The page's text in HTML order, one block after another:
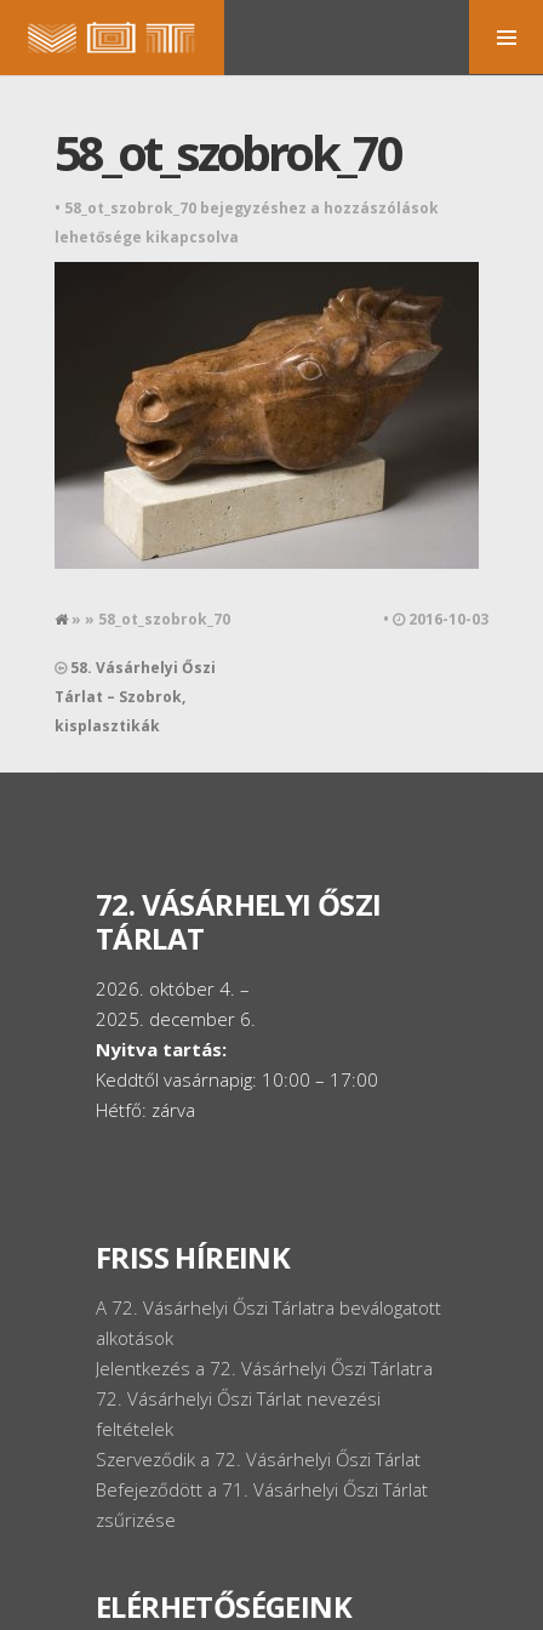
58_ot_szobrok_70
• 58_ot_szobrok_70 bejegyzéshez a hozzászólások
lehetősége kikapcsolva
» » 58_ot_szobrok_70 • 2016-10-03
58. Vásárhelyi Őszi
Tárlat – Szobrok,
kisplasztikák
72. VÁSÁRHELYI ŐSZI
TÁRLAT
2026. október 4. –
2025. december 6.
Nyitva tartás:
Keddtől vasárnapig: 10:00 – 17:00
Hétfő: zárva
FRISS HÍREINK
A 72. Vásárhelyi Őszi Tárlatra beválogatott
alkotások
Jelentkezés a 72. Vásárhelyi Őszi Tárlatra
72. Vásárhelyi Őszi Tárlat nevezési
feltételek
Szerveződik a 72. Vásárhelyi Őszi Tárlat
Befejeződött a 71. Vásárhelyi Őszi Tárlat
zsűrizése
ELÉRHETŐSÉGEINK